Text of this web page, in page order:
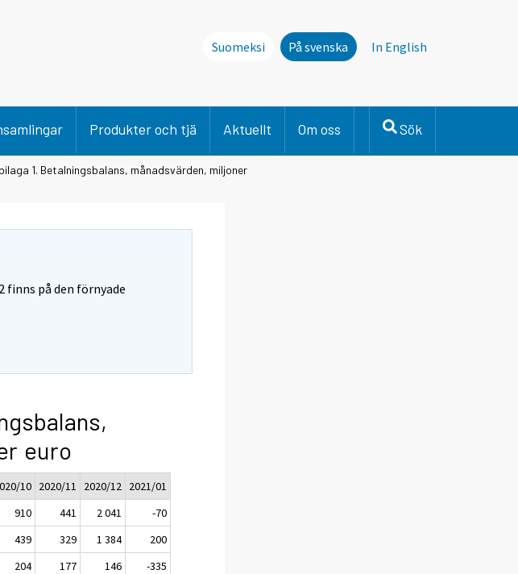
Suomeksi På svenska In English
Produkter och tjä Aktuellt Om oss Sök
1. Betalningsbalans, månadsvärden, miljoner
finns på den förnyade
euro
10 2020/11 2020/12 2021/01
910 441 2 041
-70
439 329 1 384
200
204 177 146
-335